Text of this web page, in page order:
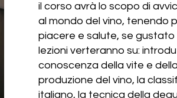
il corso avrà lo scopo di
al mondo del vino, tenendo
piacere e salute, se gustato
lezioni verteranno su:
conoscenza della vite e
produzione del vino, la
italiano, la tecnica della